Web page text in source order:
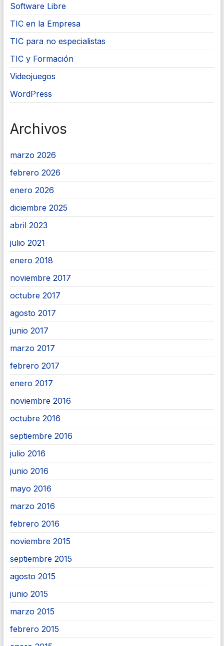
Software Libre
TIC en la Empresa
TIC para no especialistas
TIC y Formación
Videojuegos
WordPress
Archivos
marzo 2026
febrero 2026
enero 2026
diciembre 2025
abril 2023
julio 2021
enero 2018
noviembre 2017
octubre 2017
agosto 2017
junio 2017
marzo 2017
febrero 2017
enero 2017
noviembre 2016
octubre 2016
septiembre 2016
julio 2016
junio 2016
mayo 2016
marzo 2016
febrero 2016
noviembre 2015
septiembre 2015
agosto 2015
junio 2015
marzo 2015
febrero 2015